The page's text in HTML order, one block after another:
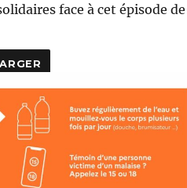
face à cet épisode de